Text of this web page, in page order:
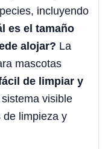
incluyendo
es el tamaño
alojar? La
mascotas
de limpiar y
visible
de limpieza y